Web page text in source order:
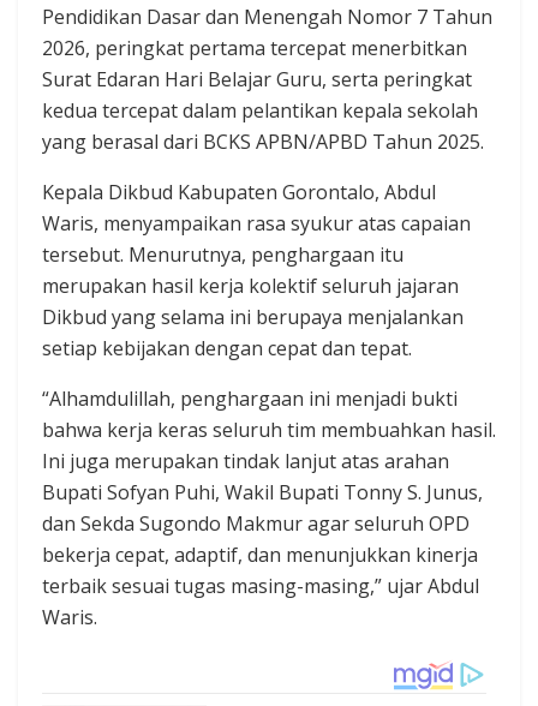
Pendidikan Dasar dan Menengah Nomor 7 Tahun
2026, peringkat pertama tercepat menerbitkan
Surat Edaran Hari Belajar Guru, serta peringkat
kedua tercepat dalam pelantikan kepala sekolah
yang berasal dari BCKS APBN/APBD Tahun 2025.
Kepala Dikbud Kabupaten Gorontalo, Abdul
Waris, menyampaikan rasa syukur atas capaian
tersebut. Menurutnya, penghargaan itu
merupakan hasil kerja kolektif seluruh jajaran
Dikbud yang selama ini berupaya menjalankan
setiap kebijakan dengan cepat dan tepat.
“Alhamdulillah, penghargaan ini menjadi bukti
bahwa kerja keras seluruh tim membuahkan hasil.
Ini juga merupakan tindak lanjut atas arahan
Bupati Sofyan Puhi, Wakil Bupati Tonny S. Junus,
dan Sekda Sugondo Makmur agar seluruh OPD
bekerja cepat, adaptif, dan menunjukkan kinerja
terbaik sesuai tugas masing-masing,” ujar Abdul
Waris.